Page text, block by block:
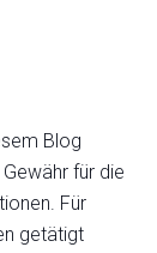
Blog
für die
Für
getätigt